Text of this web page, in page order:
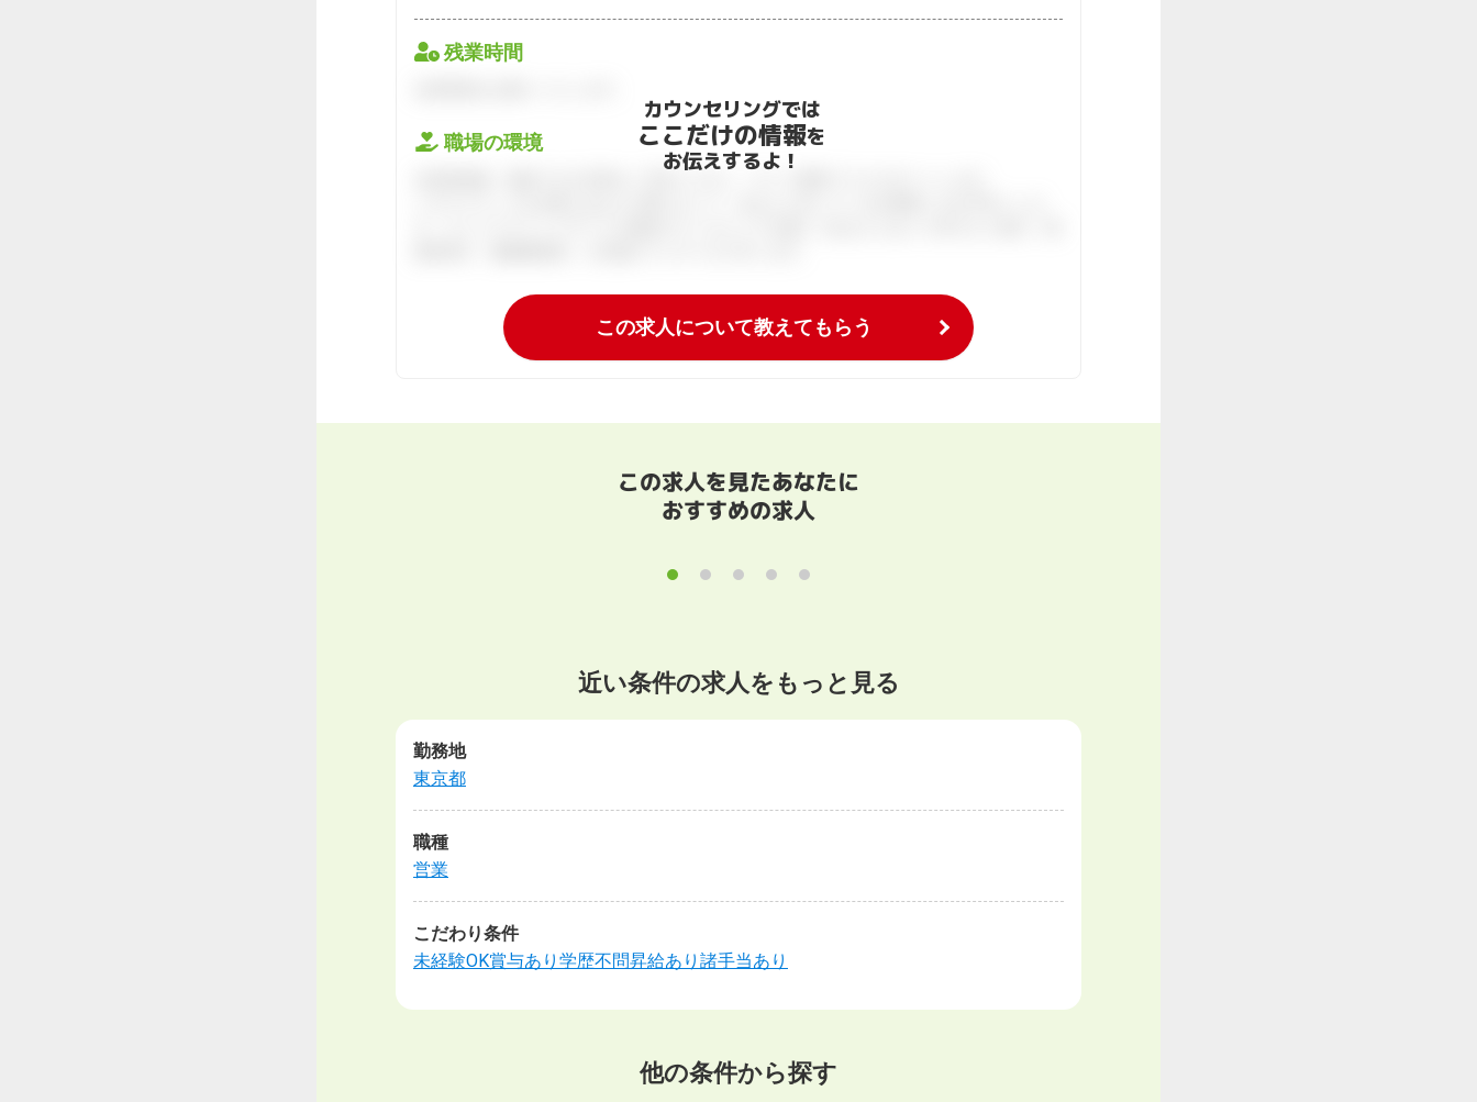
残業時間
職場の環境
カウンセリングでは
ここだけの情報を
お伝えするよ！
この求人について教えてもらう
この求人を見たあなたに
おすすめの求人
近い条件の求人をもっと見る
勤務地
東京都
職種
営業
こだわり条件
未経験OK賞与あり 学歴不問昇給あり 諸手当あり
他の条件から探す